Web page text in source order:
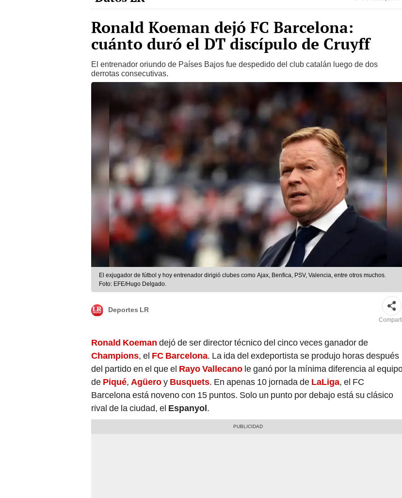
Ronald Koeman dejó FC Barcelona:
cuánto duró el DT discípulo de Cruyff
El entrenador oriundo de Países Bajos fue despedido del club catalán luego de dos
derrotas consecutivas.
El exjugador de fútbol y hoy entrenador dirigió clubes como Ajax, Benfica, PSV, Valencia, entre otros muchos.
Foto: EFE/Hugo Delgado.
Compartir
Champions, elFC Barcelona. La ida del exdeportista se produjo horas después
del partido en el que elRayo Vallecanole ganó por la mínima diferencia al equipo
de Piqué,AgüeroyBusquets. En apenas 10 jornada deLaLiga, el FC
Barcelona está noveno con 15 puntos. Solo un punto por debajo está su clásico
rival de la ciudad, elEspanyol